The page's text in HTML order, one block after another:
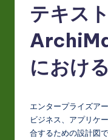
テキス
におけ
エンタープライズア
ビジネス、アプリケ
合するための設計図で